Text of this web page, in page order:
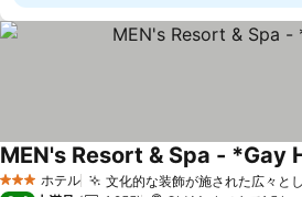
3 ホテルのランク
ホテル 文化的な装飾が施された広々と
MEN's Resort & Spa - *Gay